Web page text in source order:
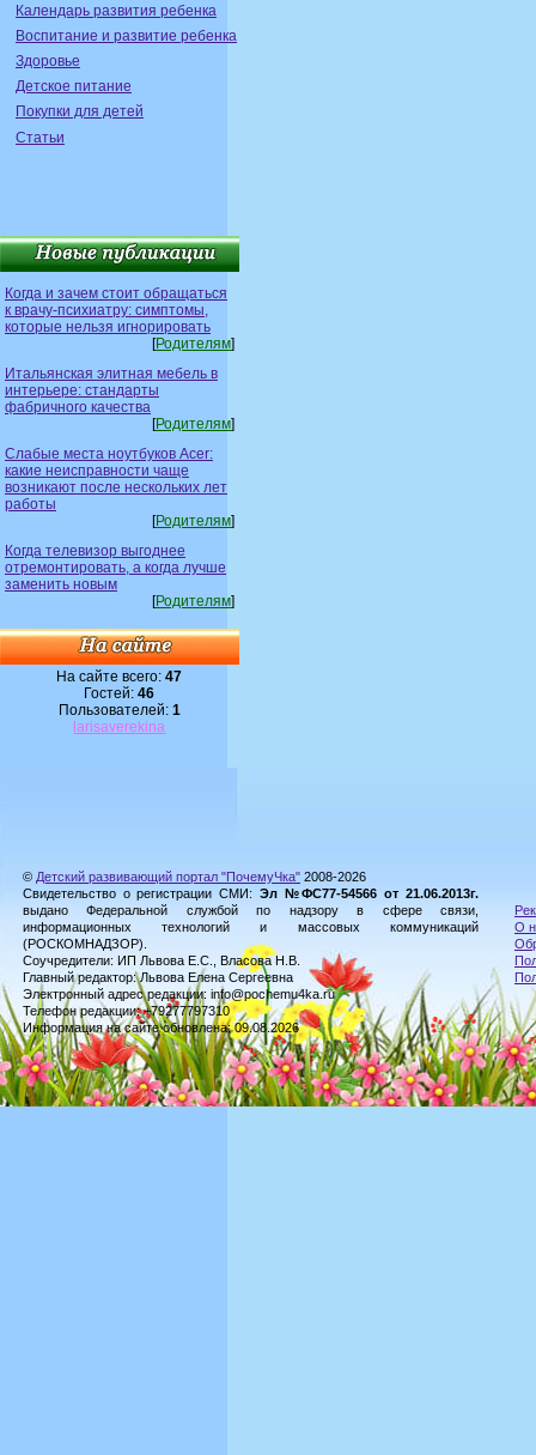
Календарь развития ребенка
Воспитание и развитие ребенка
Здоровье
Детское питание
Покупки для детей
Статьи
Когда и зачем стоит обращаться
к врачу-психиатру: симптомы,
которые нельзя игнорировать
[Родителям]
Итальянская элитная мебель в
интерьере: стандарты
фабричного качества
[Родителям]
Слабые места ноутбуков Acer:
какие неисправности чаще
возникают после нескольких лет
работы
[Родителям]
Когда телевизор выгоднее
отремонтировать, а когда лучше
заменить новым
[Родителям]
На сайте всего:47
Гостей:46
Пользователей: 1
larisaverekina
© Детский развивающий портал "ПочемуЧка" 2008-2026
Свидетельство о регистрации СМИ: Эл №ФС77-54566 от 21.06.2013г.
выдано Федеральной службой по надзору в сфере связи,
информационных технологий и массовых коммуникаций
(РОСКОМНАДЗОР).
Соучредители: ИП Львова Е.С., Власова Н.В.
Главный редактор: Львова Елена Сергеевна
Электронный адрес редакции: info@pochemu4ka.ru
Телефон редакции: +79277797310
Информация на сайте обновлена: 09.08.2026
О